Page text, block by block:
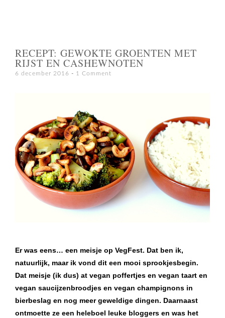
RECEPT: GEWOKTE GROENTEN MET
RIJST EN CASHEWNOTEN
6 december 2016 1 Comment
Er was eens… een meisje op VegFest. Dat ben ik,
natuurlijk, maar ik vond dit een mooi sprookjesbegin.
Dat meisje (ik dus) at vegan poffertjes en vegan taart en
vegan saucijzenbroodjes en vegan champignons in
bierbeslag en nog meer geweldige dingen. Daarnaast
ontmoette ze een heleboel leuke bloggers en was het